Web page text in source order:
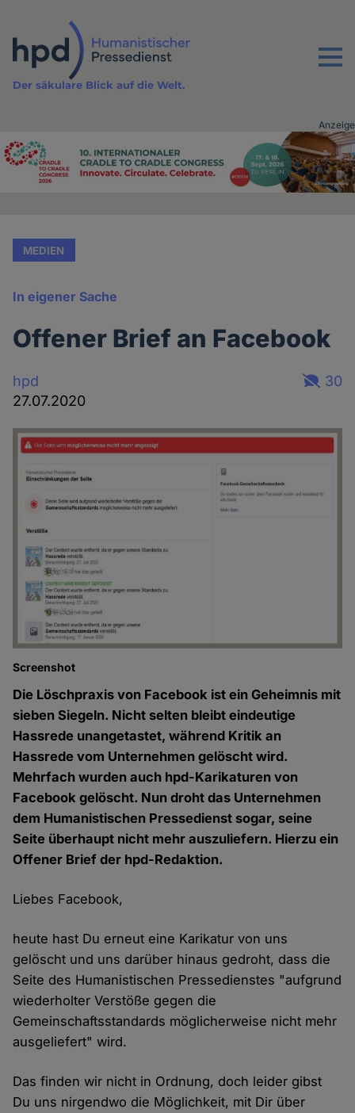
Inhalt
Menu
Der säkulare Blick auf die Welt.
Advertising
Anzeige
MEDIEN
In eigener Sache
Offener Brief an Facebook
hpd
27.07.2020
30
Screenshot
Die Löschpraxis von Facebook ist ein Geheimnis mit
sieben Siegeln. Nicht selten bleibt eindeutige
Hassrede unangetastet, während Kritik an
Hassrede vom Unternehmen gelöscht wird.
Mehrfach wurden auch hpd-Karikaturen von
Facebook gelöscht. Nun droht das Unternehmen
dem Humanistischen Pressedienst sogar, seine
Seite überhaupt nicht mehr auszuliefern. Hierzu ein
Offener Brief der hpd-Redaktion.
Liebes Facebook,
heute hast Du erneut eine Karikatur von uns
gelöscht und uns darüber hinaus gedroht, dass die
Seite des Humanistischen Pressedienstes "aufgrund
wiederholter Verstöße gegen die
Gemeinschaftsstandards möglicherweise nicht mehr
ausgeliefert" wird.
Das finden wir nicht in Ordnung, doch leider gibst
Du uns nirgendwo die Möglichkeit, mit Dir über